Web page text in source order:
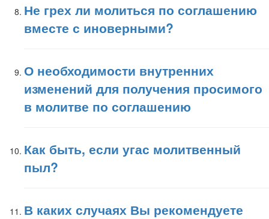
Не грех ли молиться по соглашению
вместе с иноверными?
О необходимости внутренних
изменений для получения просимого
в молитве по соглашению
Как быть, если угас молитвенный
пыл?
В каких случаях Вы рекомендуете